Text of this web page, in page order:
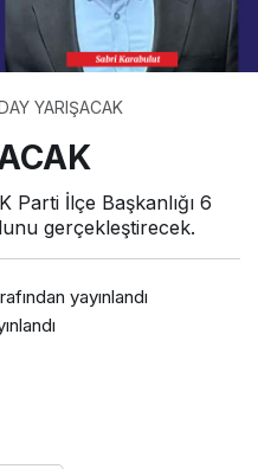
YARIŞACAK
Parti İlçe Başkanlığı 6
gerçekleştirecek.
yayınlandı